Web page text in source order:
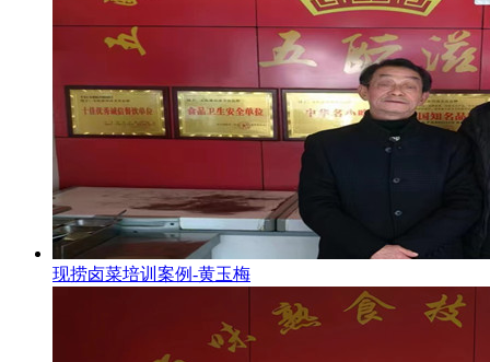
现捞卤菜培训案例-黄玉梅